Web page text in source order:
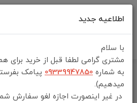
خانه
فهرست محصولات
کمپرسور باد و پاوربانک 4000 پاورولوژی مدل pp055
اطلاعیه جدید
با سلام
مشتری گرامی لطفا قبل از خرید
به شماره 09339947850 پیامک
میدهیم).
در غیر اینصورت اجازه لغو سفارش